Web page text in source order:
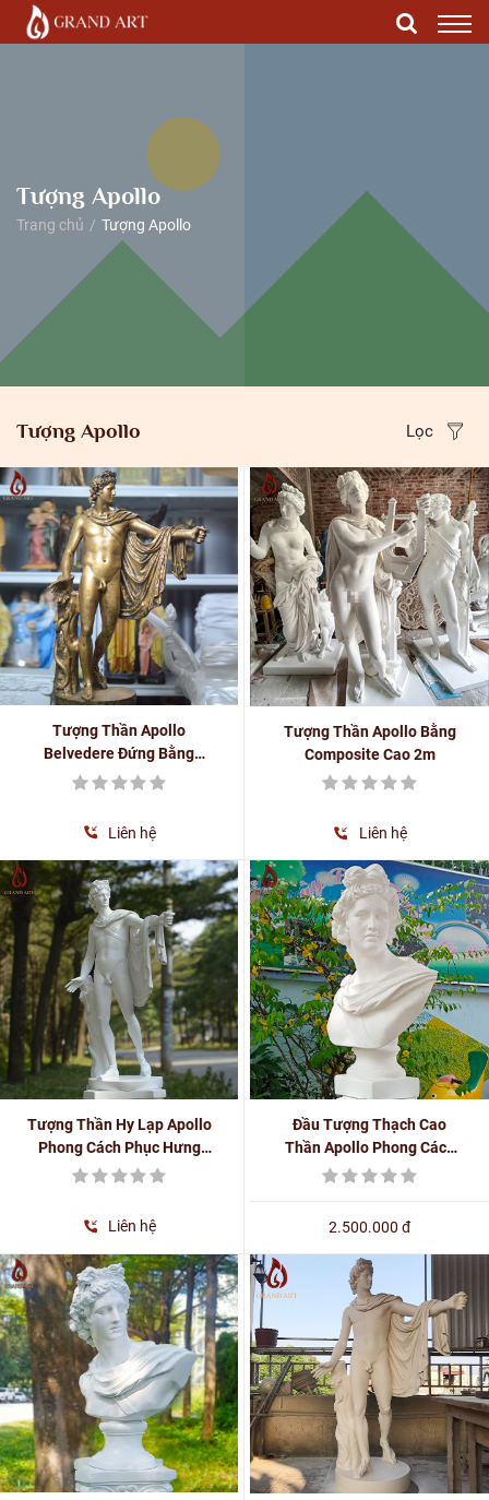
Tượng Apollo
Trang chủ Tượng Apollo
Tượng Apollo Lọc
Tượng Thần Apollo
Belvedere Đứng Bằng
Composite Cao 70Cm Màu
Liên hệ
Tượng Thần Apollo Bằng
Composite Cao 2m
Liên hệ
Tượng Thần Hy Lạp Apollo
Phong Cách Phục Hưng
Bằng Composite Màu
Liên hệ
Đầu Tượng Thạch Cao
Thần Apollo Phong Cách
Hy Lạp - La Mã Cổ Đại -
2.500.000 đ